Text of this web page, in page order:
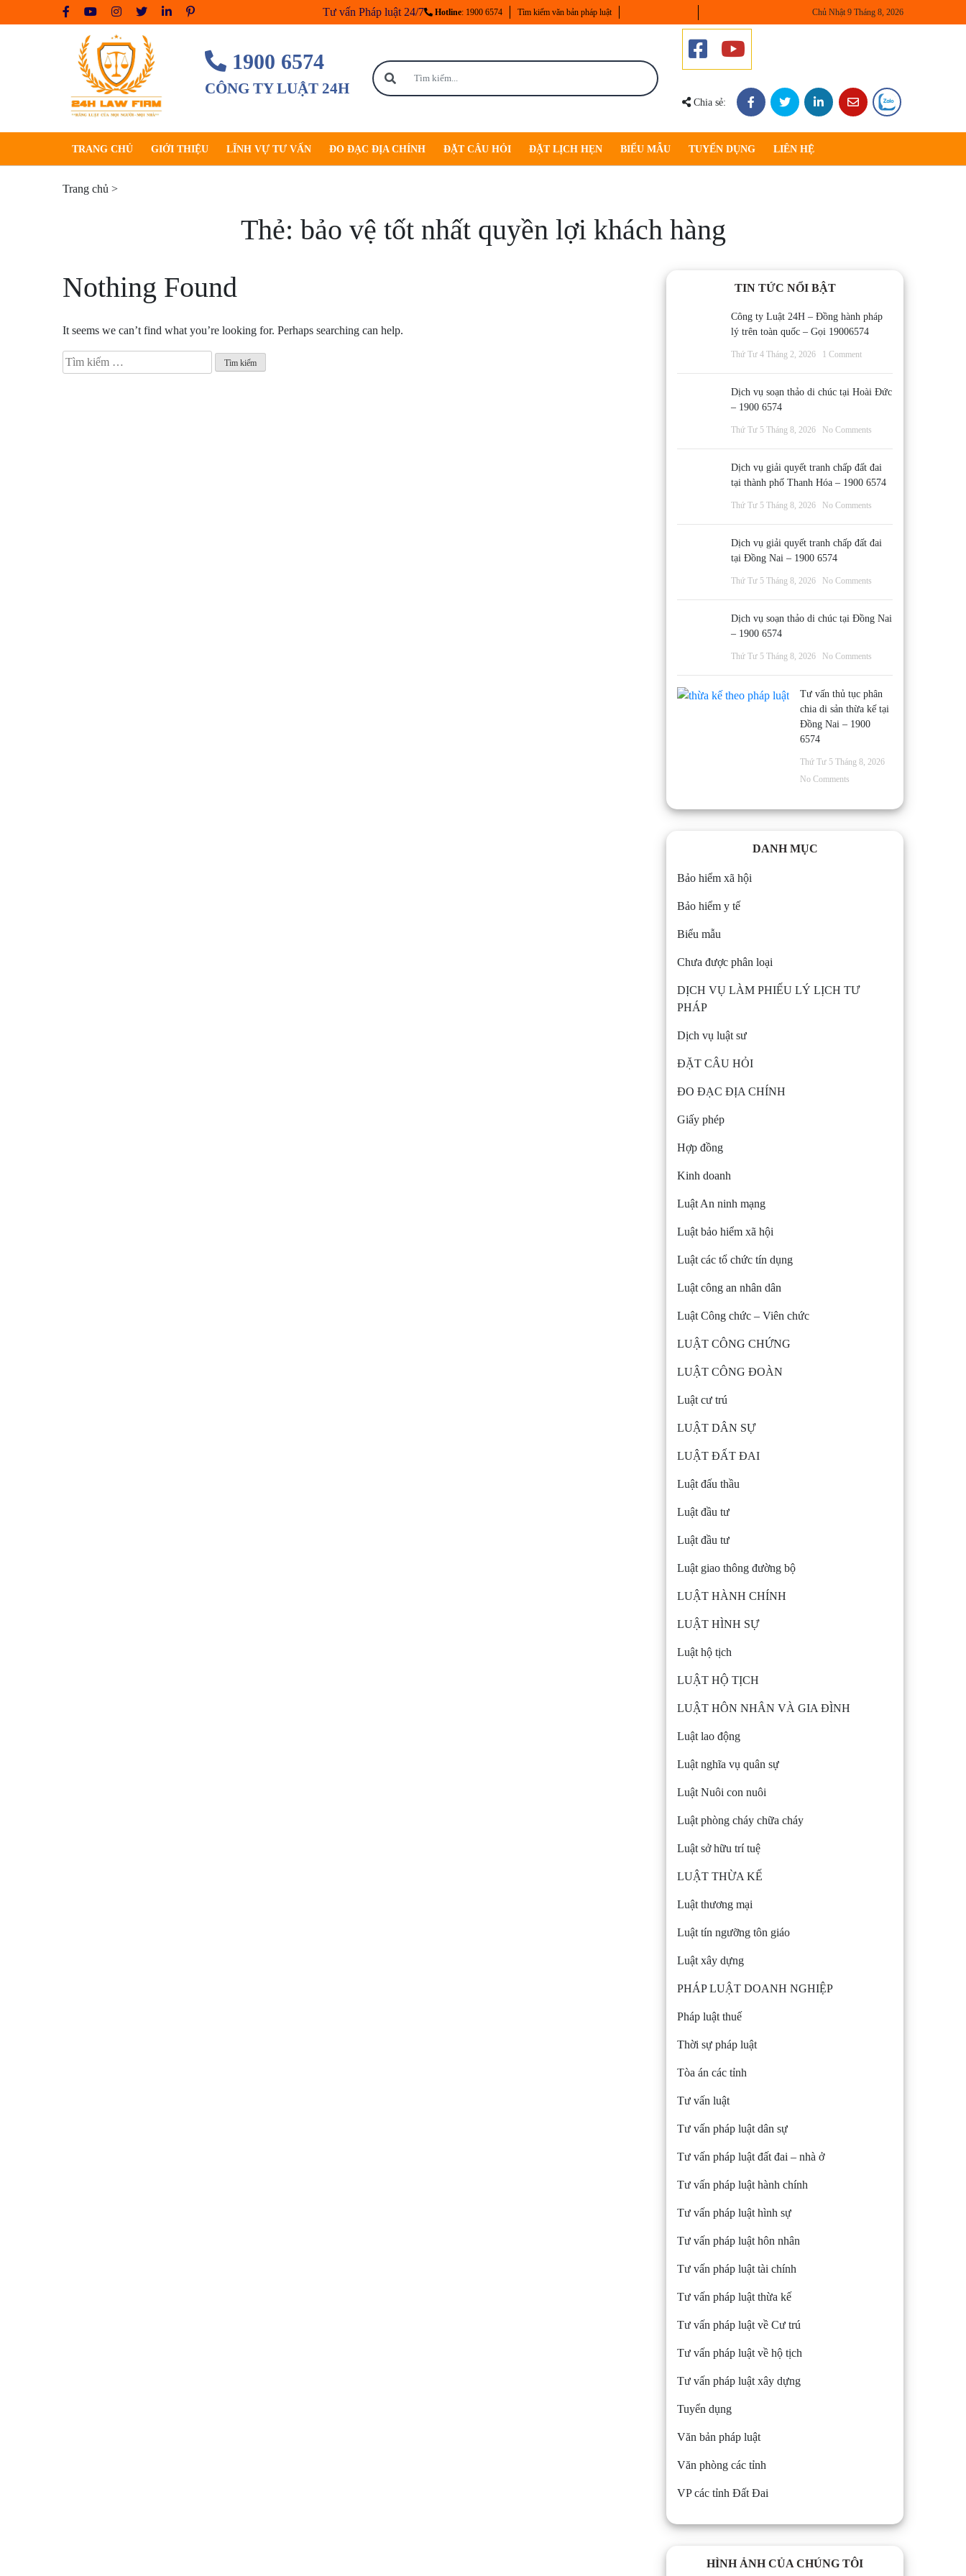
to
Tư vấn Pháp luật 24/7 Hotline: 1900 6574 Tìm kiếm văn bản pháp luật Chủ Nhật 9 Tháng 8, 2026
1900 6574
CÔNG TY LUẬT 24H
Chia sẻ:
TRANG CHỦ GIỚI THIỆU LĨNH VỰ TƯ VẤN ĐO ĐẠC ĐỊA CHÍNH ĐẶT CÂU HỎI ĐẶT LỊCH HẸN BIỂU MẪU TUYỂN DỤNG LIÊN HỆ
Trang chủ >
Thẻ: bảo vệ tốt nhất quyền lợi khách hàng
Nothing Found
It seems we can’t find what you’re looking for. Perhaps searching can help.
Tìm
kiếm
TIN TỨC NỔI BẬT
Công ty Luật 24H – Đồng hành pháp
lý trên toàn quốc – Gọi 19006574
Thứ Tư 4 Tháng 2, 2026 1 Comment
Dịch vụ soạn thảo di chúc tại Hoài Đức
– 1900 6574
Thứ Tư 5 Tháng 8, 2026 No Comments
Dịch vụ giải quyết tranh chấp đất đai
tại thành phố Thanh Hóa – 1900 6574
Thứ Tư 5 Tháng 8, 2026 No Comments
Dịch vụ giải quyết tranh chấp đất đai
tại Đồng Nai – 1900 6574
Thứ Tư 5 Tháng 8, 2026 No Comments
Dịch vụ soạn thảo di chúc tại Đồng Nai
– 1900 6574
Thứ Tư 5 Tháng 8, 2026 No Comments
Tư vấn thủ tục phân
chia di sản thừa kế tại
Đồng Nai – 1900
6574
Thứ Tư 5 Tháng 8, 2026
No Comments
DANH MỤC
Bảo hiểm xã hội
Bảo hiểm y tế
Biểu mẫu
Chưa được phân loại
DỊCH VỤ LÀM PHIẾU LÝ LỊCH TƯ
PHÁP
Dịch vụ luật sư
ĐẶT CÂU HỎI
ĐO ĐẠC ĐỊA CHÍNH
Giấy phép
Hợp đồng
Kinh doanh
Luật An ninh mạng
Luật bảo hiểm xã hội
Luật các tổ chức tín dụng
Luật công an nhân dân
Luật Công chức – Viên chức
LUẬT CÔNG CHỨNG
LUẬT CÔNG ĐOÀN
Luật cư trú
LUẬT DÂN SỰ
LUẬT ĐẤT ĐAI
Luật đấu thầu
Luật đầu tư
Luật đầu tư
Luật giao thông đường bộ
LUẬT HÀNH CHÍNH
LUẬT HÌNH SỰ
Luật hộ tịch
LUẬT HỘ TỊCH
LUẬT HÔN NHÂN VÀ GIA ĐÌNH
Luật lao động
Luật nghĩa vụ quân sự
Luật Nuôi con nuôi
Luật phòng cháy chữa cháy
Luật sở hữu trí tuệ
LUẬT THỪA KẾ
Luật thương mại
Luật tín ngưỡng tôn giáo
Luật xây dựng
PHÁP LUẬT DOANH NGHIỆP
Pháp luật thuế
Thời sự pháp luật
Tòa án các tỉnh
Tư vấn luật
Tư vấn pháp luật dân sự
Tư vấn pháp luật đất đai – nhà ở
Tư vấn pháp luật hành chính
Tư vấn pháp luật hình sự
Tư vấn pháp luật hôn nhân
Tư vấn pháp luật tài chính
Tư vấn pháp luật thừa kế
Tư vấn pháp luật về Cư trú
Tư vấn pháp luật về hộ tịch
Tư vấn pháp luật xây dựng
Tuyển dụng
Văn bản pháp luật
Văn phòng các tỉnh
VP các tỉnh Đất Đai
HÌNH ẢNH CỦA CHÚNG TÔI